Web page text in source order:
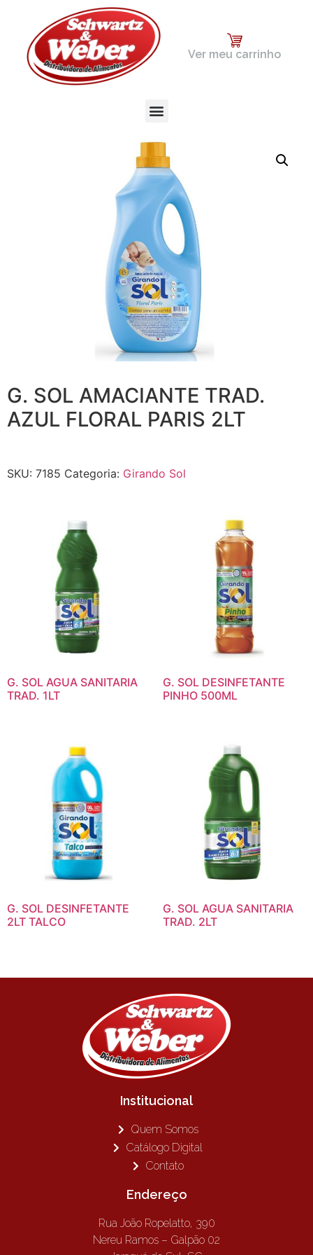
Ver meu carrinho
G. SOL AMACIANTE TRAD.
AZUL FLORAL PARIS 2LT
SKU: 7185 Categoria: Girando Sol
G. SOL AGUA SANITARIA
TRAD. 1LT
G. SOL DESINFETANTE
PINHO 500ML
G. SOL DESINFETANTE
2LT TALCO
G. SOL AGUA SANITARIA
TRAD. 2LT
Institucional
Quem Somos
Catálogo Digital
Contato
Endereço
Rua João Ropelatto, 390
Nereu Ramos – Galpão 02